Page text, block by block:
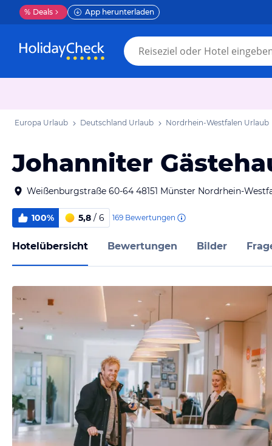
% Deals App herunterladen
Europa Urlaub Deutschland Urlaub Nordrhein-Westfalen Urlaub
Johanniter
Weißenburgstraße 60-64 48151 Münster Nordrhein-
100% 5,8 / 6 169 Bewertungen
Hotelübersicht Bewertungen Bilder